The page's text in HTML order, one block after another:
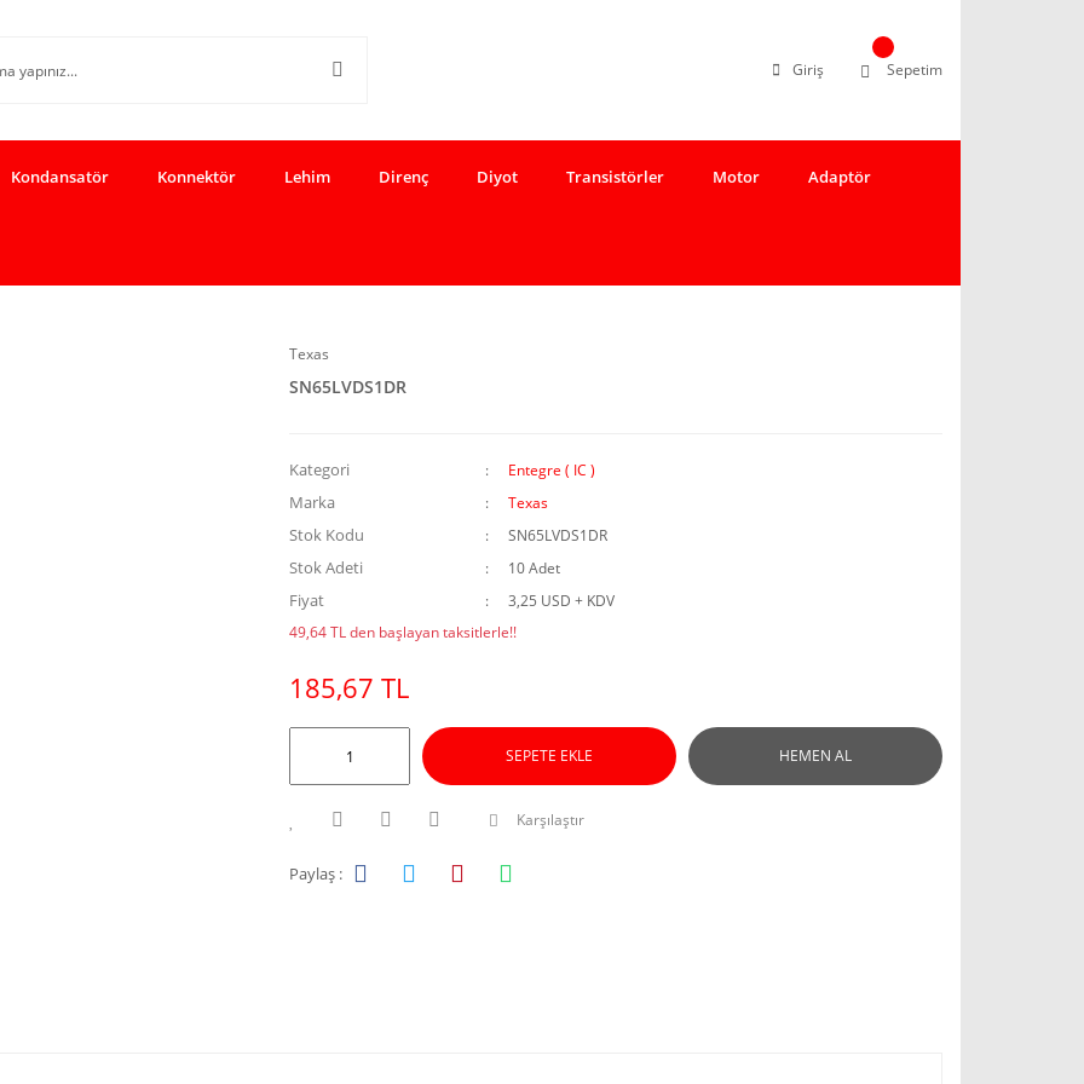
Giriş Sepetim
Kondansatör Konnektör Lehim Direnç Diyot Transistörler Motor Adaptör
Texas
SN65LVDS1DR
Kategori Entegre ( IC )
Marka Texas
Stok Kodu SN65LVDS1DR
Stok Adeti 10 Adet
Fiyat
3,25 USD + KDV
49,64 TL den başlayan taksitlerle!!
185,67 TL
SEPETE EKLE HEMEN AL
Karşılaştır
Paylaş :